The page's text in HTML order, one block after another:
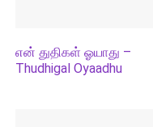
என் துதிகள் ஓயாது –
Thudhigal Oyaadhu